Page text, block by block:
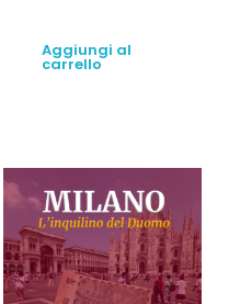
Aggiungi al
carrello